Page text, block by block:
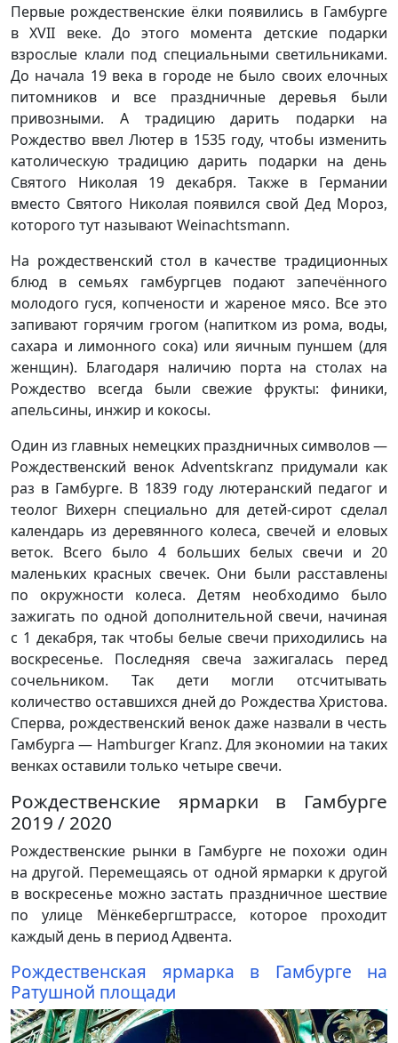
Первые рождественские ёлки появились в Гамбурге
в XVII веке. До этого момента детские подарки
взрослые клали под специальными светильниками.
До начала 19 века в городе не было своих елочных
питомников и все праздничные деревья были
привозными. А традицию дарить подарки на
Рождество ввел Лютер в 1535 году, чтобы изменить
католическую традицию дарить подарки на день
Святого Николая 19 декабря. Также в Германии
вместо Святого Николая появился свой Дед Мороз,
которого тут называют Weinachtsmann.
На рождественский стол в качестве традиционных
блюд в семьях гамбургцев подают запечённого
молодого гуся, копчености и жареное мясо. Все это
запивают горячим грогом (напитком из рома, воды,
сахара и лимонного сока) или яичным пуншем (для
женщин). Благодаря наличию порта на столах на
Рождество всегда были свежие фрукты: финики,
апельсины, инжир и кокосы.
Один из главных немецких праздничных символов —
Рождественский венок Adventskranz придумали как
раз в Гамбурге. В 1839 году лютеранский педагог и
теолог Вихерн специально для детей-сирот сделал
календарь из деревянного колеса, свечей и еловых
веток. Всего было 4 больших белых свечи и 20
маленьких красных свечек. Они были расставлены
по окружности колеса. Детям необходимо было
зажигать по одной дополнительной свечи, начиная
с 1 декабря, так чтобы белые свечи приходились на
воскресенье. Последняя свеча зажигалась перед
сочельником. Так дети могли отсчитывать
количество оставшихся дней до Рождества Христова.
Сперва, рождественский венок даже назвали в честь
Гамбурга — Hamburger Kranz. Для экономии на таких
венках оставили только четыре свечи.
Рождественские ярмарки в Гамбурге
2019 / 2020
Рождественские рынки в Гамбурге не похожи один
на другой. Перемещаясь от одной ярмарки к другой
в воскресенье можно застать праздничное шествие
по улице Мёнкебергштрассе, которое проходит
каждый день в период Адвента.
Рождественская ярмарка в Гамбурге на
Ратушной площади